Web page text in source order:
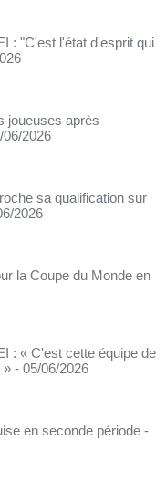
: "C'est l'état d'esprit qui
joueuses après
06/2026
sa qualification sur
2026
la Coupe du Monde en
: « C'est cette équipe de
» - 05/06/2026
en seconde période -